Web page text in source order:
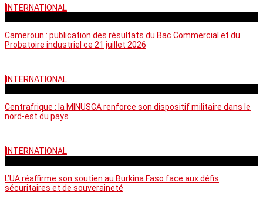
INTERNATIONAL
Cameroun : publication des résultats du Bac Commercial et du
Probatoire industriel ce 21 juillet 2026
INTERNATIONAL
Centrafrique : la MINUSCA renforce son dispositif militaire dans le
nord-est du pays
INTERNATIONAL
L’UA réaffirme son soutien au Burkina Faso face aux défis
sécuritaires et de souveraineté